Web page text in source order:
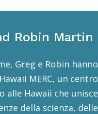
Robin Martin
Greg e Robin hanno
MERC, un centro
alle Hawaii che unisce
della scienza, delle